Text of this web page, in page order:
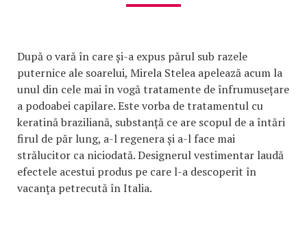
După o vară în care și-a expus părul sub razele
puternice ale soarelui, Mirela Stelea apelează acum la
unul din cele mai în vogă tratamente de înfrumusețare
a podoabei capilare. Este vorba de tratamentul cu
keratină braziliană, substanță ce are scopul de a întări
firul de păr lung, a-l regenera și a-l face mai
strălucitor ca niciodată. Designerul vestimentar laudă
efectele acestui produs pe care l-a descoperit în
vacanța petrecută în Italia.